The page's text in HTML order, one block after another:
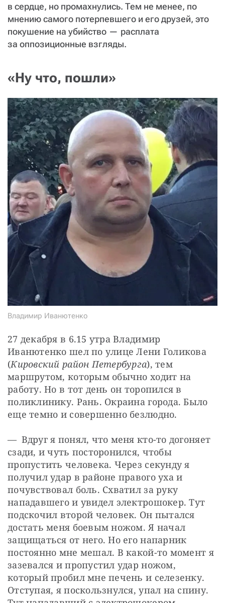
в сердце, но промахнулись. Тем не менее, по
мнению самого потерпевшего и его друзей, это
покушение на убийство — ​расплата
за оппозиционные взгляды.
«Ну что, пошли»
Владимир Иванютенко
27 декабря в 6.15 утра Владимир
Иванютенко шел по улице Лени Голикова
(Кировский район Петербурга), тем
маршрутом, которым обычно ходит на
работу. Но в тот день он торопился в
поликлинику. Рань. Окраина города. Было
еще темно и совершенно безлюдно.
— Вдруг я понял, что меня кто-то догоняет
сзади, и чуть посторонился, чтобы
пропустить человека. Через секунду я
получил удар в районе правого уха и
почувствовал боль. Схватил за руку
нападавшего и увидел электрошокер. Тут
подскочил второй человек. Он пытался
достать меня боевым ножом. Я начал
защищаться от него. Но его напарник
постоянно мне мешал. В какой-то момент я
зазевался и пропустил удар ножом,
который пробил мне печень и селезенку.
Отступая, я поскользнулся, упал на спину.